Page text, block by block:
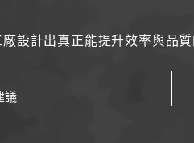
設計出真正能提升效率與品質
議